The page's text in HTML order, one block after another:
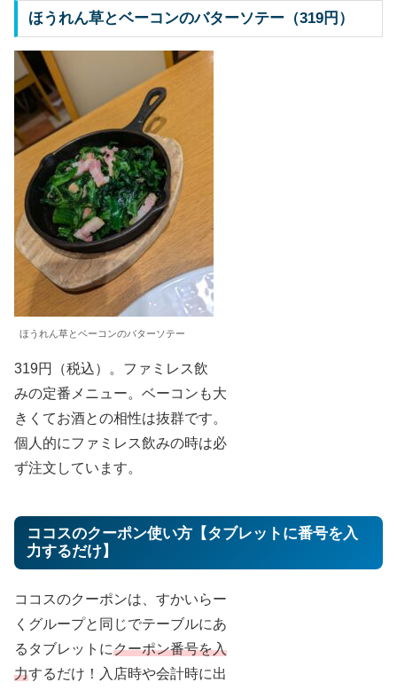
ほうれん草とベーコンのバターソテー（319円）
ほうれん草とベーコンのバターソテー
319円（税込）。ファミレス飲
みの定番メニュー。ベーコンも大
きくてお酒との相性は抜群です。
個人的にファミレス飲みの時は必
ず注文しています。
ココスのクーポン使い方【タブレットに番号を入
力するだけ】
ココスのクーポンは、すかいらー
くグループと同じでテーブルにあ
るタブレットにクーポン番号を入
力するだけ！入店時や会計時に出